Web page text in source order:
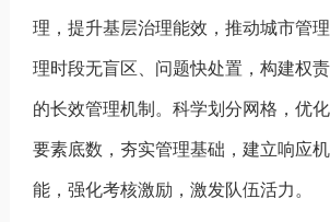
理，提升基层治理能效，推动城市管
理时段无盲区、问题快处置，构建权
的长效管理机制。科学划分网格，优化
要素底数，夯实管理基础，建立响应
能，强化考核激励，激发队伍活力。